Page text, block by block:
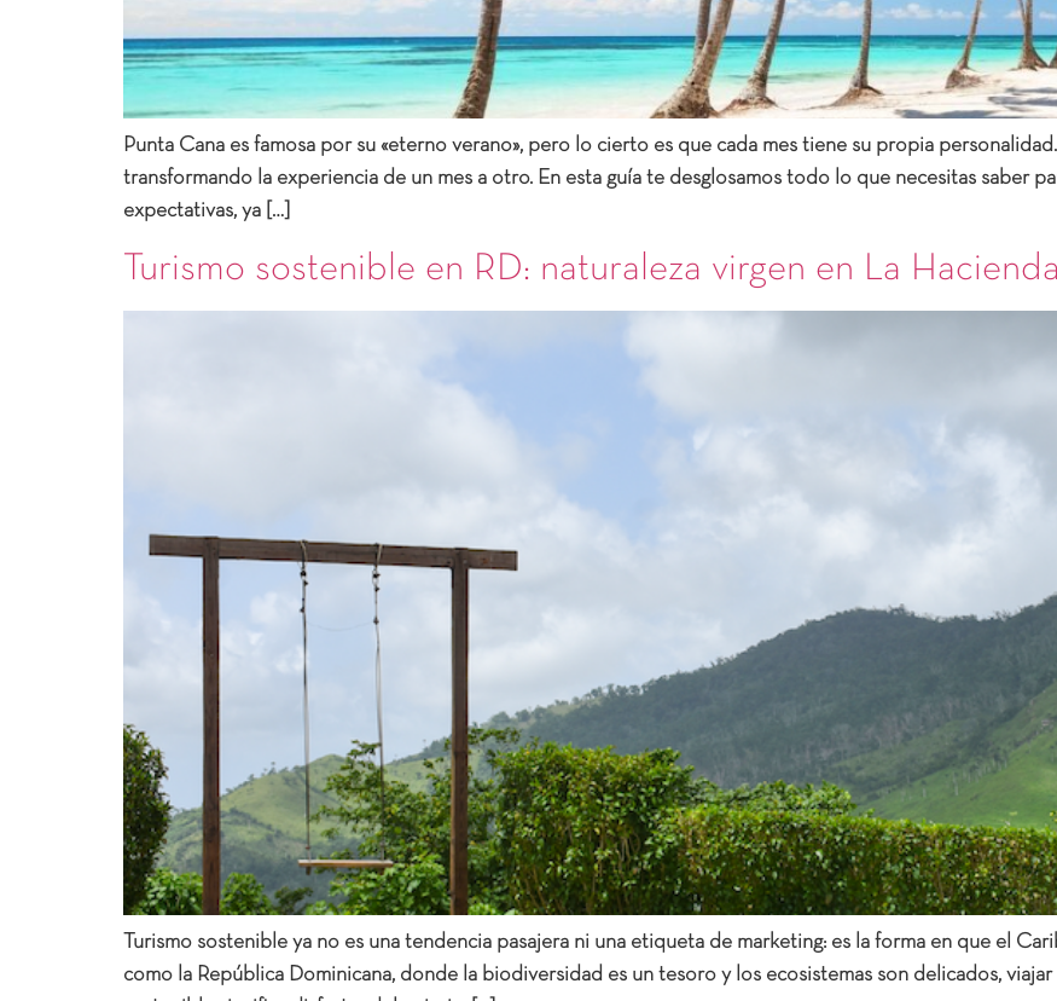
Punta Cana es famosa por su «eterno verano», pero lo cierto es que cada mes tiene su propia
transformando la experiencia de un mes a otro. En esta guía te desglosamos todo lo que necesitas saber
expectativas, ya […]
Turismo sostenible en RD: naturaleza virgen en La
Turismo sostenible ya no es una tendencia pasajera ni una etiqueta de marketing: es la forma en que el
como la República Dominicana, donde la biodiversidad es un tesoro y los ecosistemas son delicados,